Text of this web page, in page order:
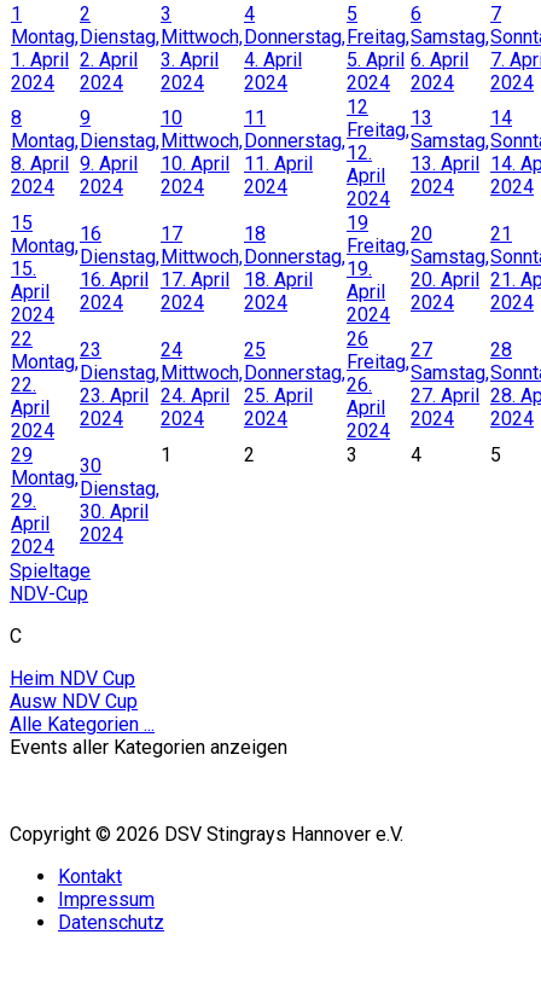
1
Montag,
1. April
2024
2
Dienstag,
2. April
2024
3
Mittwoch,
3. April
2024
4
Donnerstag,
4. April
2024
5
Freitag,
5. April
2024
6
Samstag,
6. April
2024
7
7.
2024
8
Montag,
8. April
2024
9
Dienstag,
9. April
2024
10
Mittwoch,
10. April
2024
11
Donnerstag,
11. April
2024
12
Freitag,
12.
April
2024
13
Samstag,
13. April
2024
14
14.
2024
15
Montag,
15.
April
2024
16
Dienstag,
16. April
2024
17
Mittwoch,
17. April
2024
18
Donnerstag,
18. April
2024
19
Freitag,
19.
April
2024
20
Samstag,
20. April
2024
21
21.
2024
22
Montag,
22.
April
2024
23
Dienstag,
23. April
2024
24
Mittwoch,
24. April
2024
25
Donnerstag,
25. April
2024
26
Freitag,
26.
April
2024
27
Samstag,
27. April
2024
28
28.
2024
29
Montag,
29.
April
2024
30
Dienstag,
30. April
2024
1 2 3 4 5
Spieltage
NDV-Cup
C
Heim NDV Cup
Ausw NDV Cup
Alle Kategorien ...
Events aller Kategorien anzeigen
Copyright © 2026 DSV Stingrays Hannover e.V.
Kontakt
Impressum
Datenschutz